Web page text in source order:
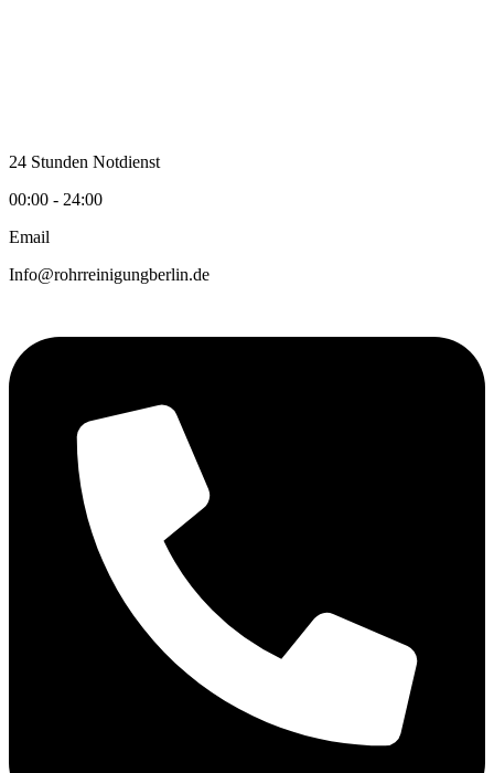
24 Stunden Notdienst
00:00 - 24:00
Email
Info@rohrreinigungberlin.de